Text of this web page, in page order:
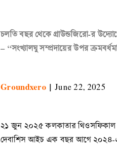
চলতি বছর থেকে গ্রাউন্ডজিরো-র
– “সংখ্যালঘু সম্প্রদায়ের উপর
Groundxero | June 22, 2025
২১ জুন ২০২৫ কলকাতার থিওসফিকাল
দেবাশিস আইচ এক বছর আগে ২০২৪-